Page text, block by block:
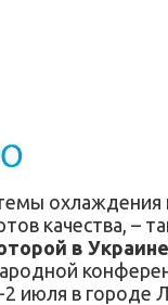
охлаждения
качества, –
в
2 июля в городе